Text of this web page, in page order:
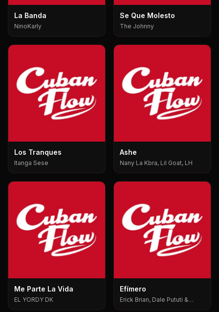
La Banda
NinoKarly
Se Que Molesto
The Johnny
Los Tranques
Itanga Sese
Ashe
Nany La Kbra, Lil Goat, LH
Me Parte La Vida
EL YORDY DK
Efímero
Erick Brian, Dale Pututi &